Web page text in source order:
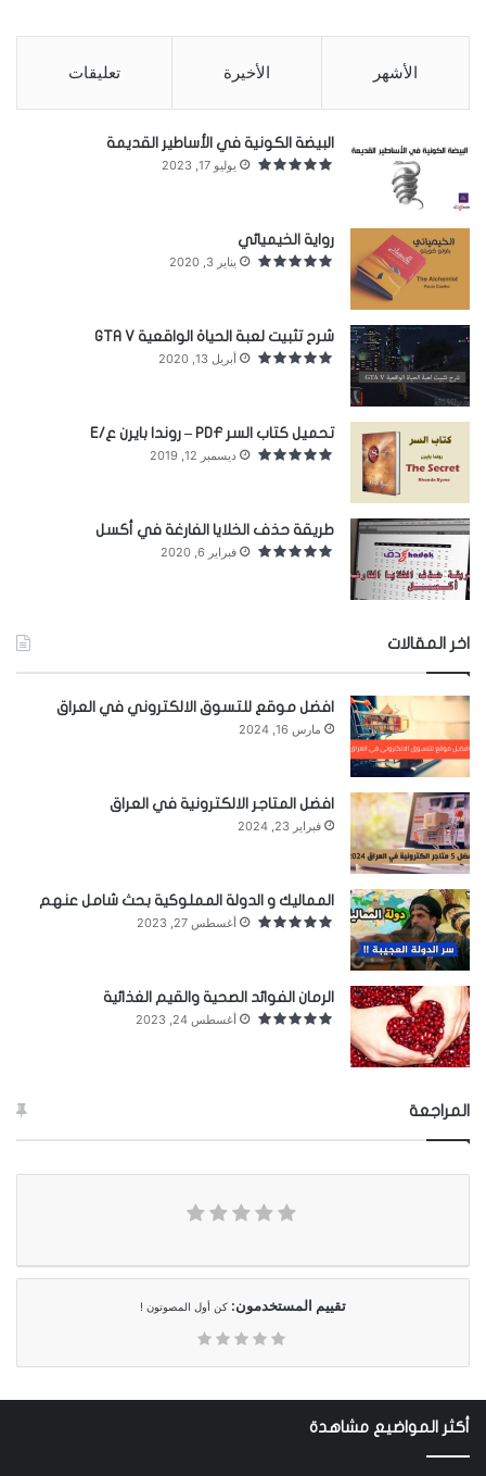
المزيفون .
شاهد
كتاب يوميات شامية – ابن كنان
الملكة اليزابيث الثانية
المصدر
جميع حقوق الملكية الفكرية والنشر محفوظة لموقع غدق www.ghadk.com
يمنع منعاً باتاً نقل أو نسخ هذا المحتوى تحت طائلة المسائلة القانونية والفكرية
يمكنكم دعم الموقع عن طريق الاشتراك في صفحة الفيس بوكFacebook
وحساب الانستغرام
Instagramوحساب تويتر Twitter
للتواصل والاستفسار والدعم التواصل على البريد التالي :
ghadak.site@gmail.com
تقييم المستخدمون:
الأشهر الأخيرة تعليقات
البيضة الكونية في الأساطير القديمة
يوليو 17, 2023
رواية الخيميائي
يناير 3, 2020
شرح تثبيت لعبة الحياة الواقعية GTA V
أبريل 13, 2020
تحميل كتاب السر PDF – روندا بايرن ع/E
ديسمبر 12, 2019
طريقة حذف الخلايا الفارغة في أكسل
فبراير 6, 2020
اخر المقالات
افضل موقع للتسوق الالكتروني في العراق
مارس 16, 2024
افضل المتاجر الالكترونية في العراق
فبراير 23, 2024
المماليك و الدولة المملوكية بحث شامل عنهم
أغسطس 27, 2023
الرمان الفوائد الصحية والقيم الغذائية
أغسطس 24, 2023
المراجعة
تقييم المستخدمون: كن أول المصوتون !
أكثر المواضيع مشاهدة